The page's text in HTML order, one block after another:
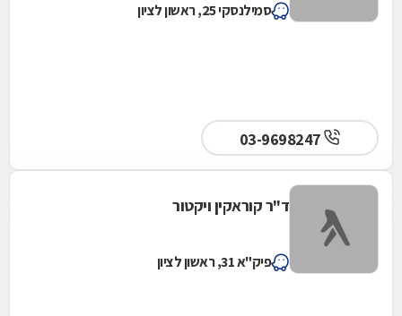
סמילנסקי 25, ראשון לציון
03-9698247
ד"ר קוראקין ויקטור
פיק"א 31, ראשון לציון